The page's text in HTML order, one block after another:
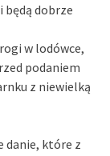
będą dobrze
w lodówce,
podaniem
z niewielką
danie, które z